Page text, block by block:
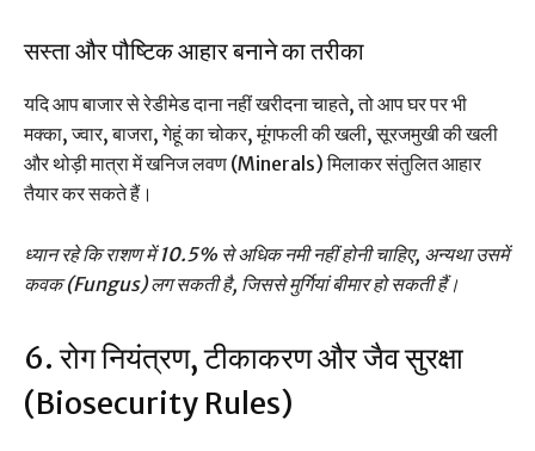
सस्ता और पौष्टिक आहार बनाने का तरीका
यदि आप बाजार से रेडीमेड दाना नहीं खरीदना चाहते, तो आप घर पर भी
मक्का, ज्वार, बाजरा, गेहूं का चोकर, मूंगफली की खली, सूरजमुखी की खली
और थोड़ी मात्रा में खनिज लवण (Minerals) मिलाकर संतुलित आहार
तैयार कर सकते हैं।
ध्यान रहे कि राशण में 10.5% से अधिक नमी नहीं होनी चाहिए, अन्यथा उसमें
कवक (Fungus) लग सकती है, जिससे मुर्गियां बीमार हो सकती हैं।
6. रोग नियंत्रण, टीकाकरण और जैव सुरक्षा
(Biosecurity Rules)